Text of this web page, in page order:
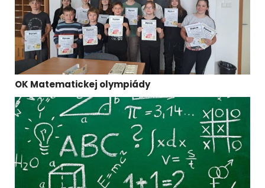
OK Matematickej olympiády